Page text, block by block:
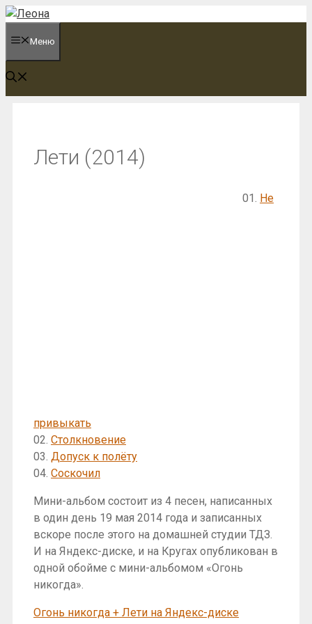
Перейти
содержимому
Меню
Лети (2014)
01. Не
привыкать
02. Столкновение
03. Допуск к полёту
04. Соскочил
Мини-альбом состоит из 4 песен, написанных
в один день 19 мая 2014 года и записанных
вскоре после этого на домашней студии ТДЗ.
И на Яндекс-диске, и на Кругах опубликован в
одной обойме с мини-альбомом «Огонь
никогда».
Огонь никогда + Лети на Яндекс-диске